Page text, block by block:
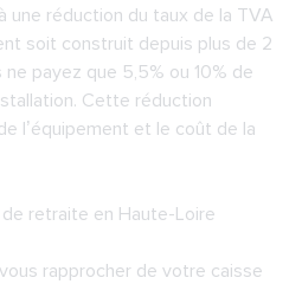
une réduction du taux de la TVA
soit construit depuis plus de 2
payez que 5,5% ou 10% de
Cette réduction
l’équipement et le coût de la
retraite en Haute-Loire
rapprocher de votre caisse